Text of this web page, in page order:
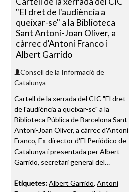
"El dret de l'audiència a
queixar-se" a la Biblioteca
Sant Antoni-Joan Oliver, a
càrrec d'Antoni Franco i
Albert Garrido
Consell de la Informació de
Catalunya
Cartell de la xerrada del CIC "El dret
de l'audiència a queixar-se" a la
Biblioteca Pública de Barcelona Sant
Antoni-Joan Oliver, a càrrec d'Antoni
Franco, Ex-director d'El Periódico de
Catalunya i presentada per Albert
Garrido, secretari general del…
Etiquetes:Albert Garrido, Antoni